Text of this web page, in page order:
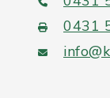
0431